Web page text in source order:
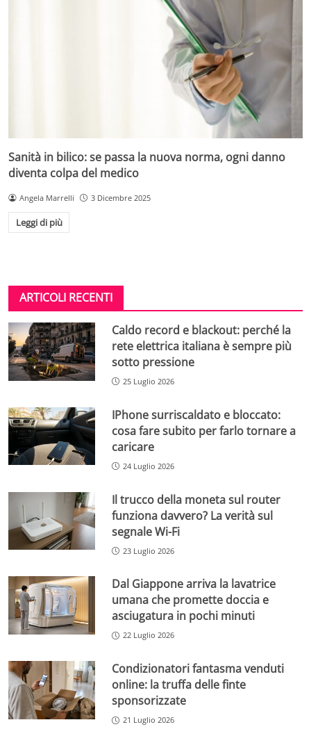
Sanità in bilico: se passa la nuova norma, ogni danno
diventa colpa del medico
Angela Marrelli 3 Dicembre 2025
Leggi di più
ARTICOLI RECENTI
Caldo record e blackout: perché la
rete elettrica italiana è sempre più
sotto pressione
25 Luglio 2026
IPhone surriscaldato e bloccato:
cosa fare subito per farlo tornare a
caricare
24 Luglio 2026
Il trucco della moneta sul router
funziona davvero? La verità sul
segnale Wi-Fi
23 Luglio 2026
Dal Giappone arriva la lavatrice
umana che promette doccia e
asciugatura in pochi minuti
22 Luglio 2026
Condizionatori fantasma venduti
online: la truffa delle finte
sponsorizzate
21 Luglio 2026